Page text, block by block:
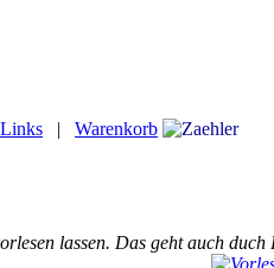
Links |
Warenkorb
lassen. Das geht auch